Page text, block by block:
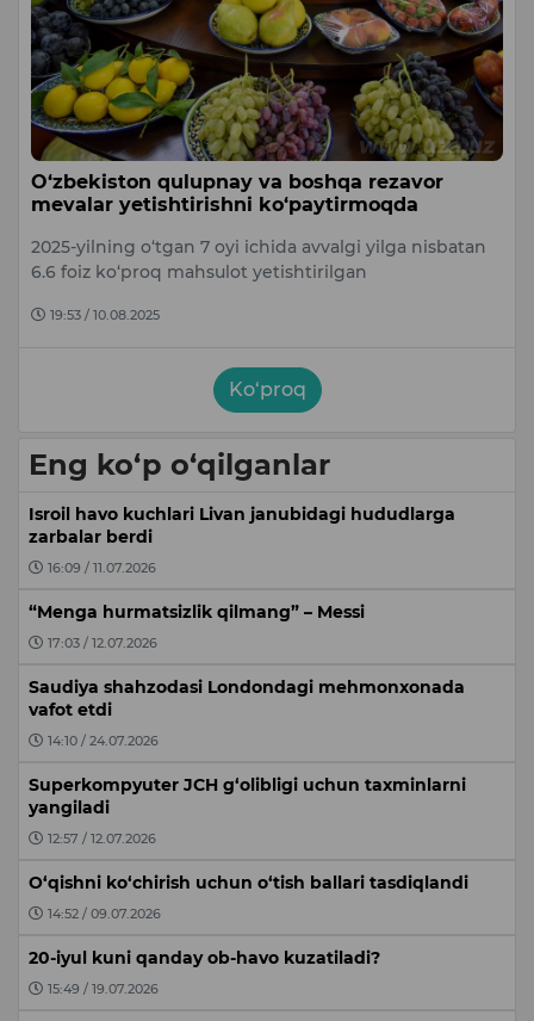
O‘zbekiston qulupnay va boshqa rezavor
mevalar yetishtirishni ko‘paytirmoqda
2025-yilning o‘tgan 7 oyi ichida avvalgi yilga nisbatan
6.6 foiz ko‘proq mahsulot yetishtirilgan
19:53 / 10.08.2025
Ko‘proq
Eng ko‘p o‘qilganlar
Isroil havo kuchlari Livan janubidagi hududlarga
zarbalar berdi
16:09 / 11.07.2026
“Menga hurmatsizlik qilmang” – Messi
17:03 / 12.07.2026
Saudiya shahzodasi Londondagi mehmonxonada
vafot etdi
14:10 / 24.07.2026
Superkompyuter JCH g‘olibligi uchun taxminlarni
yangiladi
12:57 / 12.07.2026
O‘qishni ko‘chirish uchun o‘tish ballari tasdiqlandi
14:52 / 09.07.2026
20-iyul kuni qanday ob-havo kuzatiladi?
15:49 / 19.07.2026